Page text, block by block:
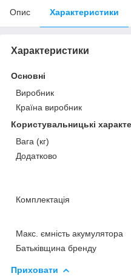
Опис Характеристики
Характеристики
Основні
Виробник
Країна виробник
Користувальницькі
Вага (кг)
Додатково
Комплектація
Макс. ємність акумулятора
Батьківщина бренду
Приховати